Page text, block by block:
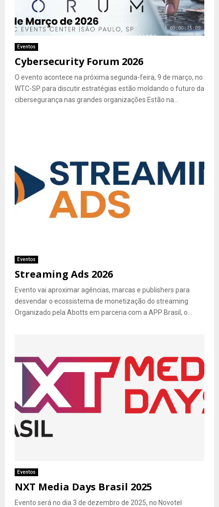
Eventos
Cybersecurity Forum 2026
O evento acontece na próxima segunda-feira, 9 de março, no
WTC-SP para discutir estratégias estão moldando o futuro da
cibersegurança nas grandes organizações Estão na...
Eventos
Streaming Ads 2026
Evento vai aproximar agências, marcas e publishers para
desvendar o ecossistema de monetização do streaming
Organizado pela Abotts em parceria com a APP Brasil, o...
Eventos
NXT Media Days Brasil 2025
Evento será no dia 3 de dezembro de 2025, no Novotel